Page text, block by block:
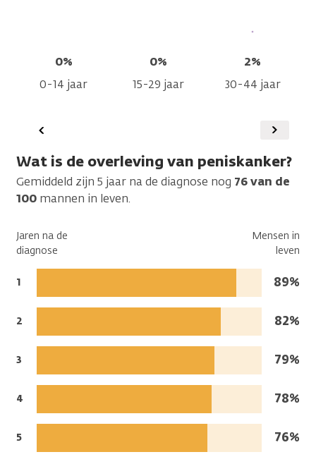
0%
0-14 jaar
0%
15-29 jaar
2%
30-44 jaar
Vorige
Wat is de overleving van peniskanker?
Gemiddeld zijn 5 jaar na de diagnose nog 76 van de
100 mannen in leven.
Jaren na de
diagnose
Mensen in
leven
Jaren
diagnose:
1
leven:
89%
Jaren
diagnose:
2
leven:
82%
Jaren
diagnose:
3
leven:
79%
Jaren
diagnose:
4
leven:
78%
Jaren
5 76%